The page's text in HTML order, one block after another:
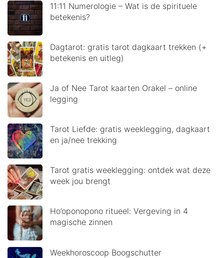
11:11 Numerologie – Wat is de spirituele
betekenis?
Dagtarot: gratis tarot dagkaart trekken (+
betekenis en uitleg)
Ja of Nee Tarot kaarten Orakel – online
legging
Tarot Liefde: gratis weeklegging, dagkaart
en ja/nee trekking
Tarot gratis weeklegging: ontdek wat deze
week jou brengt
Ho’oponopono ritueel: Vergeving in 4
magische zinnen
Weekhoroscoop Boogschutter